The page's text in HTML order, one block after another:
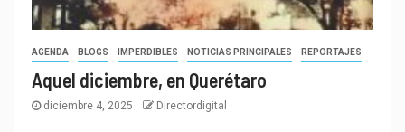
AGENDA BLOGS IMPERDIBLES NOTICIAS PRINCIPALES REPORTAJES
Aquel diciembre, en Querétaro
diciembre 4, 2025 Directordigital